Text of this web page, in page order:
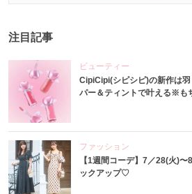
注目記事
ビューティー
CipiCipi(シピシピ)の新作は
パー＆ティントで叶える※も
ファッション
【1週間コーデ】7／28(火)
ックアップ♡